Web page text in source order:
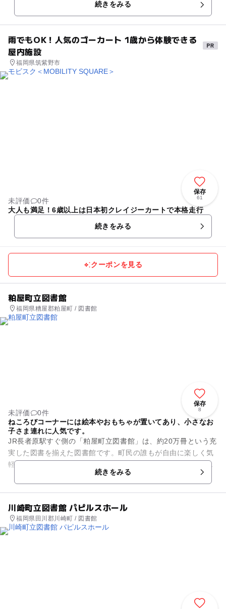
ーをはじめ、畳の上で読書が...続きをみる
雨でもOK！人気のゴーカート 1歳から体験できる
屋内施設
福岡県筑紫野市
保存
61
未評価
0件
大人も満足！6歳以上は日本初クレイジーカートで本格走行
続きをみる
クーポンを見る
粕屋町立図書館
福岡県糟屋郡粕屋町 / 図書館
保存
8
未評価
0件
ねころびコーナーには絵本やおもちゃが置いてあり、小さなお
子さま連れに人気です。
JR長者原駅すぐ側の「粕屋町立図書館」は、約20万冊という充
実した図書を揃えた図書館です。町民の誰もが自由に楽しく気
軽に利用できる情報センターを目指しています。広々した館内
には、寝転がって読書が...続きをみる
川崎町立図書館 パピルスホール
福岡県田川郡川崎町 / 図書館